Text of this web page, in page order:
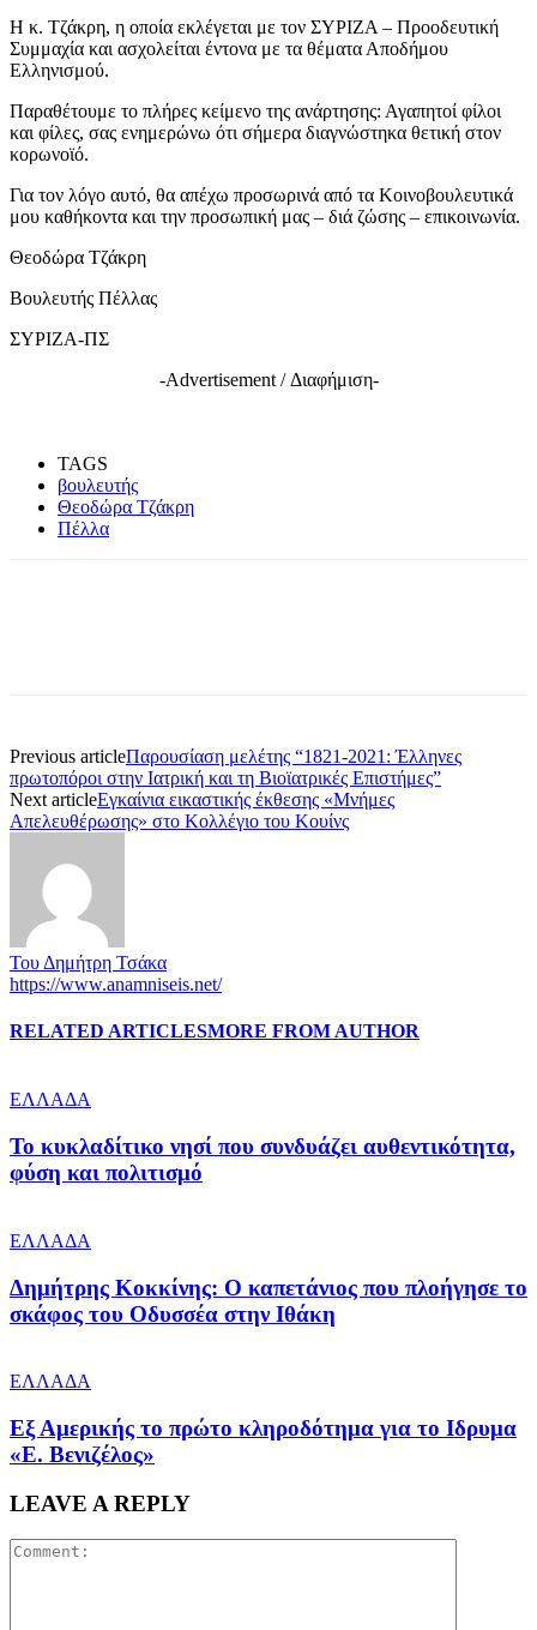
Η κ. Τζάκρη, η οποία εκλέγεται με τον ΣΥΡΙΖΑ – Προοδευτική
Συμμαχία και ασχολείται έντονα με τα θέματα Αποδήμου
Ελληνισμού.
Παραθέτουμε το πλήρες κείμενο της ανάρτησης: Αγαπητοί φίλοι
και φίλες, σας ενημερώνω ότι σήμερα διαγνώστηκα θετική στον
κορωνοϊό.
Για τον λόγο αυτό, θα απέχω προσωρινά από τα Κοινοβουλευτικά
μου καθήκοντα και την προσωπική μας – διά ζώσης – επικοινωνία.
Θεοδώρα Τζάκρη
Βουλευτής Πέλλας
ΣΥΡΙΖΑ-ΠΣ
-Advertisement / Διαφήμιση-
TAGS
βουλευτής
Θεοδώρα Τζάκρη
Πέλλα
Previous articleΠαρουσίαση μελέτης “1821-2021: Έλληνες
πρωτοπόροι στην Ιατρική και τη Βιοϊατρικές Επιστήμες”
Next articleΕγκαίνια εικαστικής έκθεσης «Μνήμες
Απελευθέρωσης» στο Κολλέγιο του Κουίνς
Του Δημήτρη Τσάκα
https://www.anamniseis.net/
RELATED ARTICLESMORE FROM AUTHOR
ΕΛΛΑΔΑ
Το κυκλαδίτικο νησί που συνδυάζει αυθεντικότητα,
φύση και πολιτισμό
ΕΛΛΑΔΑ
Δημήτρης Κοκκίνης: Ο καπετάνιος που πλοήγησε το
σκάφος του Οδυσσέα στην Ιθάκη
ΕΛΛΑΔΑ
Εξ Αμερικής το πρώτο κληροδότημα για το Ιδρυμα
«Ε. Βενιζέλος»
LEAVE A REPLY